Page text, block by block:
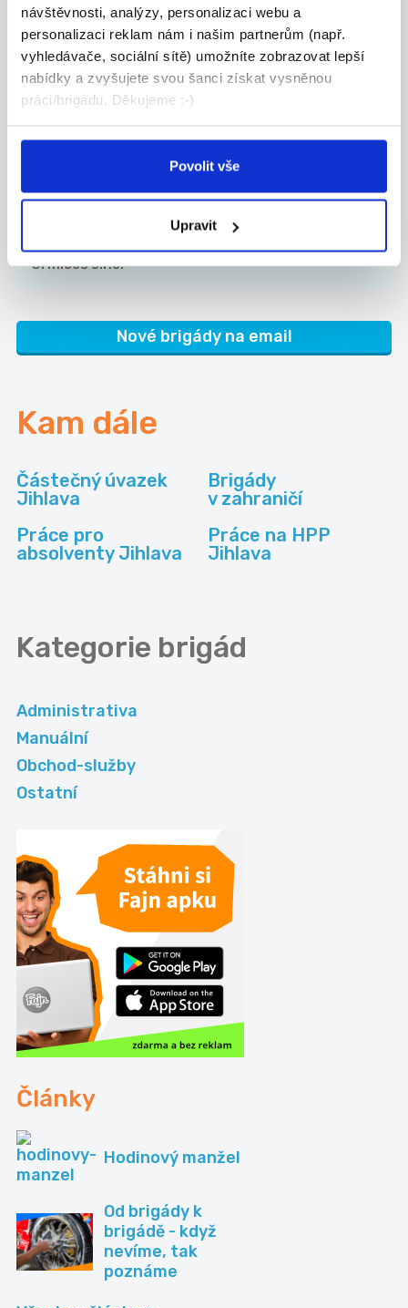
návštěvnosti, analýzy, personalizaci webu a
personalizaci reklam nám i našim partnerům (např.
vyhledávače, sociální sítě) umožníte zobrazovat lepší
nabídky a zvyšujete svou šanci získat vysněnou
práci/brigádu. Děkujeme :-)
Povolit vše
Upravit
Výrobce ozdobných
nebo...
Ormicos s.r.o.
Nové brigády na email
Kam dále
Částečný úvazek
Jihlava
Brigády
v zahraničí
Práce pro
absolventy Jihlava
Práce na HPP
Jihlava
Kategorie brigád
Administrativa
Manuální
Obchod-služby
Ostatní
Články
Hodinový manžel
Od brigády k
brigádě - když
nevíme, tak
poznáme